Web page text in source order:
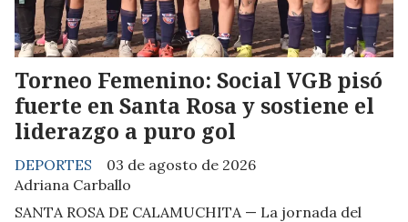
Torneo Femenino: Social VGB pisó
fuerte en Santa Rosa y sostiene el
liderazgo a puro gol
Adriana Carballo
DEPORTES 03 de agosto de 2026
SANTA ROSA DE CALAMUCHITA — La jornada del